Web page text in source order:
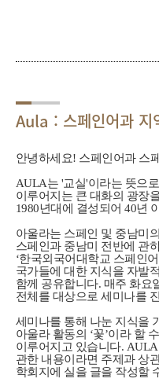
Aula : 스페인어과 지
안녕하세요! 스페인어과 스
AULA는 '교실'이라는 뜻으
이루어지는 큰 대화의 광장
1980년대에 결성되어 40년
아울라는 스페인 및 중남미
스페인과 중남미 전반에 관
‘한국외국어대학교 스페인
국가들에 대한 지식을 자발
함께 공유합니다. 매주 화요
전체를 대상으로 세미나를
세미나를 통해 나눈 지식을
아울라 활동의 ‘꽃’이라 할
이루어지고 있습니다.
관한 내용이라면 주제과 상
학회지에 실을 글을 작성할